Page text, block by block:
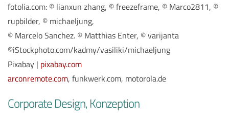
fotolia.com: © lianxun zhang, © freezeframe, © Marco2811, ©
rupbilder, © michaeljung,
© Marcelo Sanchez. © Matthias Enter, © varijanta
©iStockphoto.com/kadmy/vasiliki/michaeljung
Pixabay | pixabay.com
arconremote.com, funkwerk.com, motorola.de
Corporate Design, Konzeption